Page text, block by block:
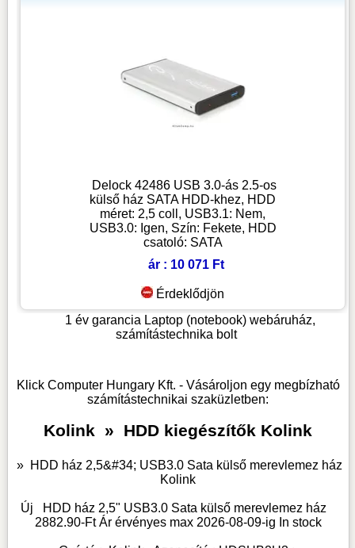
Delock 42486 USB 3.0-ás 2.5-os
külső ház SATA HDD-khez, HDD
méret: 2,5 coll, USB3.1: Nem,
USB3.0: Igen, Szín: Fekete, HDD
csatoló: SATA
ár : 10 071 Ft
Érdeklődjön
1 év garancia Laptop (notebook) webáruház,
számítástechnika bolt
Klick Computer Hungary Kft. - Vásároljon egy megbízható
számítástechnikai szaküzletben:
Kolink » HDD kiegészítők Kolink
» HDD ház 2,5&#34; USB3.0 Sata külső merevlemez ház
Kolink
Új
HDD ház 2,5" USB3.0 Sata külső merevlemez ház
2882.90-Ft Ár érvényes max 2026-08-09-ig In stock